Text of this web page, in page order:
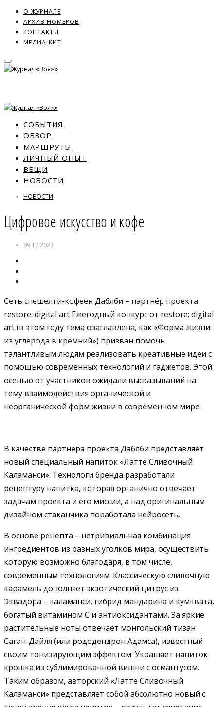
О ЖУРНАЛЕ
АРХИВ НОМЕРОВ
КОНТАКТЫ
МЕДИА-КИТ
СОБЫТИЯ
ОБЗОР
МАРШРУТЫ
ЛИЧНЫЙ ОПЫТ
ВЕЩИ
НОВОСТИ
НОВОСТИ
Цифровое искусство и кофе
09.10.2023
Сеть спешелти-кофеен Даблби – партнёр проекта
restore: digital art Ежегодный конкурс от restore: digital
art (в этом году тема озаглавлена, как «Форма жизни:
из углерода в кремний») призван помочь
талантливым людям реализовать креативные идеи с
помощью современных технологий и гаджетов. Этой
осенью от участников ожидали высказываний на
тему взаимодействия органической и
неорганической форм жизни в современном мире.
В качестве партнёра проекта Даблби представляет
новый специальный напиток «Латте Сливочный
Каламанси». Технологи бренда разработали
рецептуру напитка, которая органично отвечает
задачам проекта и его миссии, а над оригинальным
дизайном стаканчика поработала нейросеть.
В основе рецепта – нетривиальная комбинация
ингредиентов из разных уголков мира, осуществить
которую возможно благодаря, в том числе,
современным технологиям. Классическую сливочную
карамель дополняет экзотический цитрус из
Эквадора – каламанси, гибрид мандарина и кумквата,
богатый витамином С и антиоксидантами. За яркие
растительные ноты отвечает монгольский тизан
Саган-Дайля (или рододендрон Адамса), известный
своим тонизирующим эффектом. Украшает напиток
крошка из сублимированной вишни с османтусом.
Таким образом, авторский «Латте Сливочный
Каламанси» представляет собой абсолютно новый с